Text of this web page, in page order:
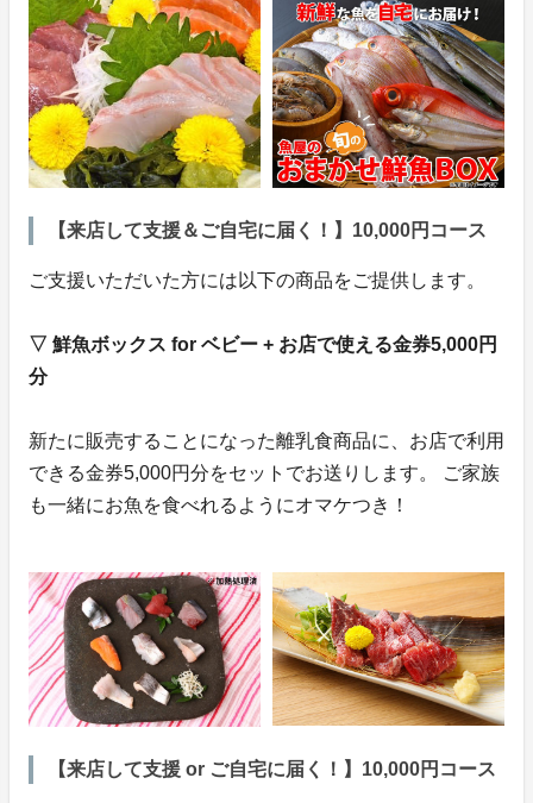
【来店して支援＆ご自宅に届く！】10,000円コース
ご支援いただいた方には以下の商品をご提供します。
▽ 鮮魚ボックス for ベビー + お店で使える金券5,000円
分
新たに販売することになった離乳食商品に、お店で利用
できる金券5,000円分をセットでお送りします。 ご家族
も一緒にお魚を食べれるようにオマケつき！
【来店して支援 or ご自宅に届く！】10,000円コース